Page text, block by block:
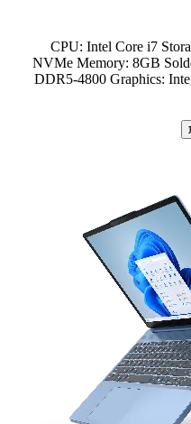
CPU: Intel Core i7
NVMe Memory: 8GB
DDR5-4800 Graphics: